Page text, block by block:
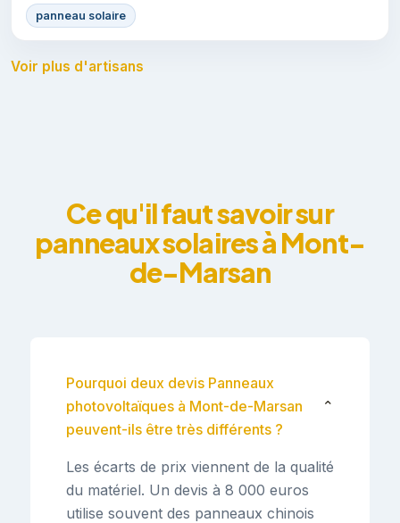
panneau solaire
Voir plus d'artisans
Ce qu'il faut savoir sur
panneaux solaires à Mont-
de-Marsan
Pourquoi deux devis Panneaux
photovoltaïques à Mont-de-Marsan
peuvent-ils être très différents ?
⌄
Les écarts de prix viennent de la qualité
du matériel. Un devis à 8 000 euros
utilise souvent des panneaux chinois